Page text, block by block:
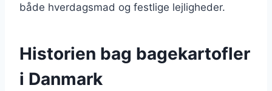
både hverdagsmad og festlige lejligheder.
Historien bag bagekartofler
i Danmark